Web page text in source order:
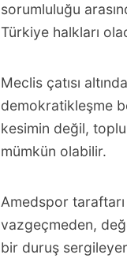
sorumluluğu
Türkiye halkları
Meclis çatısı
demokratikleşme
kesimin değil,
mümkün olabilir.
Amedspor
vazgeçmeden,
bir duruş